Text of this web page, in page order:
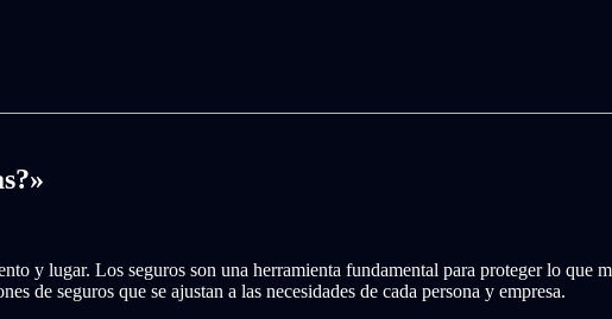
y lugar. Los seguros son una herramienta fundamental para proteger lo que
de seguros que se ajustan a las necesidades de cada persona y empresa.